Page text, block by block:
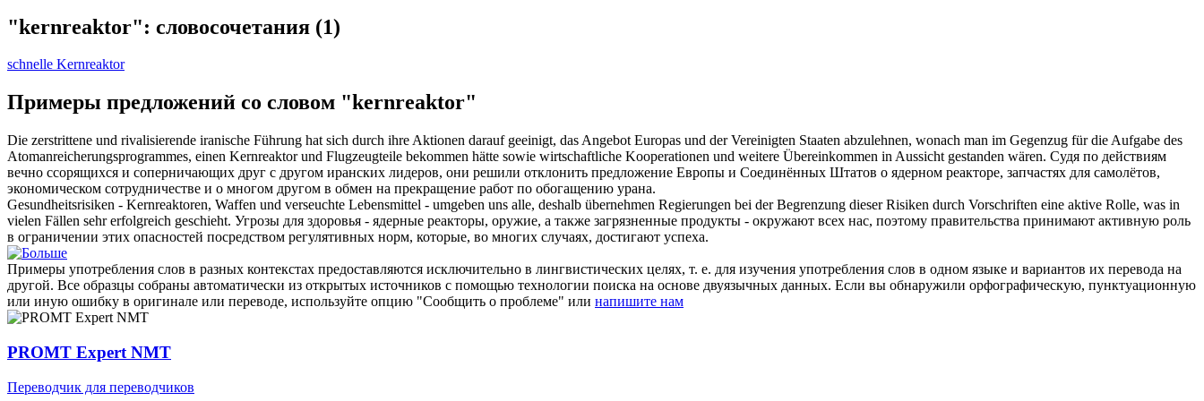
"kernreaktor": словосочетания (1)
schnelle Kernreaktor
Примеры предложений со словом "kernreaktor"
Die zerstrittene und rivalisierende iranische Führung hat sich durch ihre Aktionen darauf geeinigt, das Angebot Europas und der Vereinigten Staaten abzulehnen, wonach man im Gegenzug für die Aufgabe des
Atomanreicherungsprogrammes, einen Kernreaktorund Flugzeugteile bekommen hätte sowie wirtschaftliche Kooperationen und weitere Übereinkommen in Aussicht gestanden wären. Судя по действиям
вечно ссорящихся и соперничающих друг с другом иранских лидеров, они решили отклонить предложение Европы и Соединённых Штатов о ядерном реакторе, запчастях для самолётов,
экономическом сотрудничестве и о многом другом в обмен на прекращение работ по обогащению урана.
Gesundheitsrisiken - Kernreaktoren, Waffen und verseuchte Lebensmittel - umgeben uns alle, deshalb übernehmen Regierungen bei der Begrenzung dieser Risiken durch Vorschriften eine aktive Rolle, was in
vielen Fällen sehr erfolgreich geschieht. Угрозы для здоровья - ядерные реакторы, оружие, а также загрязненные продукты - окружают всех нас, поэтому правительства принимают активную роль
в ограничении этих опасностей посредством регулятивных норм, которые, во многих случаях, достигают успеха.
Примеры употребления слов в разных контекстах предоставляются исключительно в лингвистических целях, т. е. для изучения употребления слов в одном языке и вариантов их перевода на
другой. Все образцы собраны автоматически из открытых источников с помощью технологии поиска на основе двуязычных данных. Если вы обнаружили орфографическую, пунктуационную
или иную ошибку в оригинале или переводе, используйте опцию "Сообщить о проблеме" или напишите нам
PROMT Expert NMT
Переводчик для переводчиков